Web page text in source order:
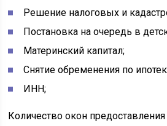
Решение налоговых и
Постановка на очередь в
Материнский капитал;
Снятие обременения по
ИНН;
Количество окон предоставления